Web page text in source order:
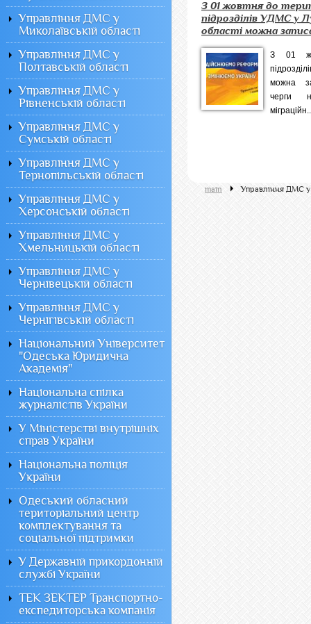
З 01 жовтня до
підрозділів УДМС у
області можна
З 01
можна
черги
main Управління ДМС у
Управління ДМС у
Миколаївській області
Управління ДМС у
Полтавській області
Управління ДМС у
Рівненській області
Управління ДМС у
Сумській області
Управління ДМС у
Тернопільській області
Управління ДМС у
Херсонській області
Управління ДМС у
Хмельницькій області
Управління ДМС у
Чернівецькій області
Управління ДМС у
Чернігівській області
Національний Університет
"Одеська Юридична
Академія"
Національна спілка
журналістів України
У Міністерстві внутрішніх
справ України
Національна поліція
України
Одеський обласний
територіальний центр
комплектування та
соціальної підтримки
У Державній прикордонній
службі України
ТЕК ЗЕКТЕР Транспортно-
експедиторська компанія